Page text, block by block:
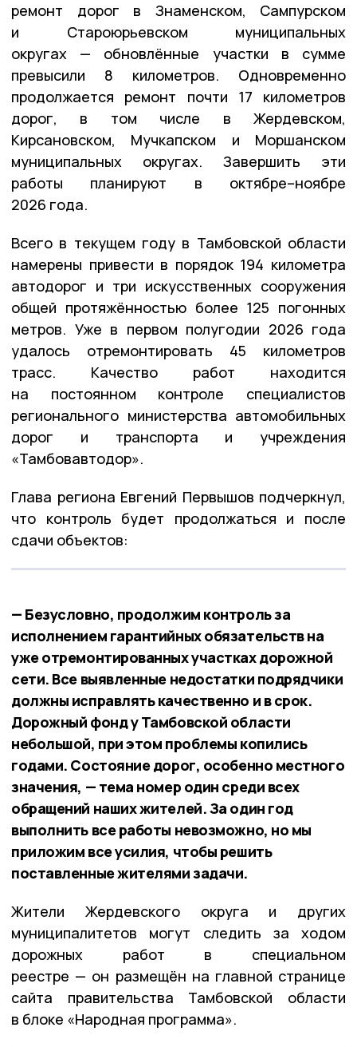
ремонт дорог в Знаменском, Сампурском
и Староюрьевском муниципальных
округах — обновлённые участки в сумме
превысили 8 километров. Одновременно
продолжается ремонт почти 17 километров
дорог, в том числе в Жердевском,
Кирсановском, Мучкапском и Моршанском
муниципальных округах. Завершить эти
работы планируют в октябре–ноябре
2026 года.
Всего в текущем году в Тамбовской области
намерены привести в порядок 194 километра
автодорог и три искусственных сооружения
общей протяжённостью более 125 погонных
метров. Уже в первом полугодии 2026 года
удалось отремонтировать 45 километров
трасс. Качество работ находится
на постоянном контроле специалистов
регионального министерства автомобильных
дорог и транспорта и учреждения
«Тамбовавтодор».
Глава региона Евгений Первышов подчеркнул,
что контроль будет продолжаться и после
сдачи объектов:
— Безусловно, продолжим контроль за
исполнением гарантийных обязательств на
уже отремонтированных участках дорожной
сети. Все выявленные недостатки подрядчики
должны исправлять качественно и в срок.
Дорожный фонд у Тамбовской области
небольшой, при этом проблемы копились
годами. Состояние дорог, особенно местного
значения, — тема номер один среди всех
обращений наших жителей. За один год
выполнить все работы невозможно, но мы
приложим все усилия, чтобы решить
поставленные жителями задачи.
Жители Жердевского округа и других
муниципалитетов могут следить за ходом
дорожных работ в специальном
реестре — он размещён на главной странице
сайта правительства Тамбовской области
в блоке «Народная программа».